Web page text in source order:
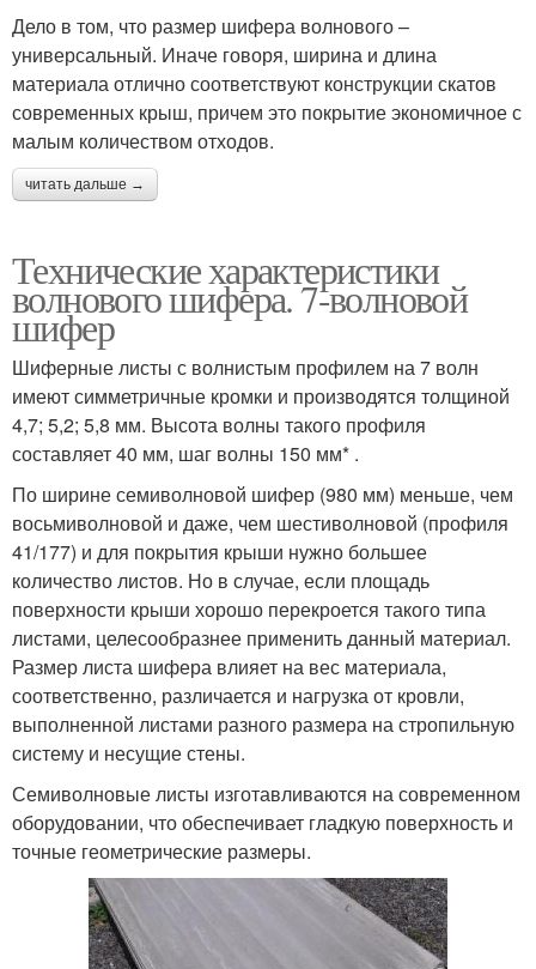
Дело в том, что размер шифера волнового –
универсальный. Иначе говоря, ширина и длина
материала отлично соответствуют конструкции скатов
современных крыш, причем это покрытие экономичное с
малым количеством отходов.
читать дальше →
Технические характеристики
волнового шифера. 7-волновой
шифер
Шиферные листы с волнистым профилем на 7 волн
имеют симметричные кромки и производятся толщиной
4,7; 5,2; 5,8 мм. Высота волны такого профиля
составляет 40 мм, шаг волны 150 мм* .
По ширине семиволновой шифер (980 мм) меньше, чем
восьмиволновой и даже, чем шестиволновой (профиля
41/177) и для покрытия крыши нужно большее
количество листов. Но в случае, если площадь
поверхности крыши хорошо перекроется такого типа
листами, целесообразнее применить данный материал.
Размер листа шифера влияет на вес материала,
соответственно, различается и нагрузка от кровли,
выполненной листами разного размера на стропильную
систему и несущие стены.
Семиволновые листы изготавливаются на современном
оборудовании, что обеспечивает гладкую поверхность и
точные геометрические размеры.